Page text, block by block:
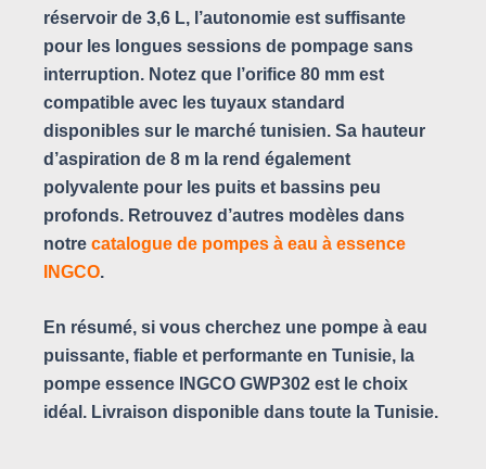
réservoir de 3,6 L, l’autonomie est suffisante
pour les longues sessions de pompage sans
interruption. Notez que l’orifice 80 mm est
compatible avec les tuyaux standard
disponibles sur le marché tunisien. Sa hauteur
d’aspiration de 8 m la rend également
polyvalente pour les puits et bassins peu
profonds. Retrouvez d’autres modèles dans
notre catalogue de pompes à eau à essence
INGCO.
En résumé, si vous cherchez une pompe à eau
puissante, fiable et performante en Tunisie, la
pompe essence INGCO GWP302 est le choix
idéal. Livraison disponible dans toute la Tunisie.